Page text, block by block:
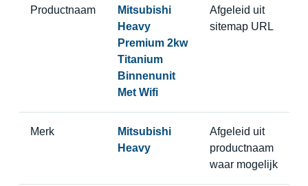
Productnaam
Mitsubishi
Heavy
Premium 2kw
Titanium
Binnenunit
Met Wifi
Afgeleid uit
sitemap URL
Merk
Mitsubishi
Heavy
Afgeleid uit
productnaam
waar mogelijk